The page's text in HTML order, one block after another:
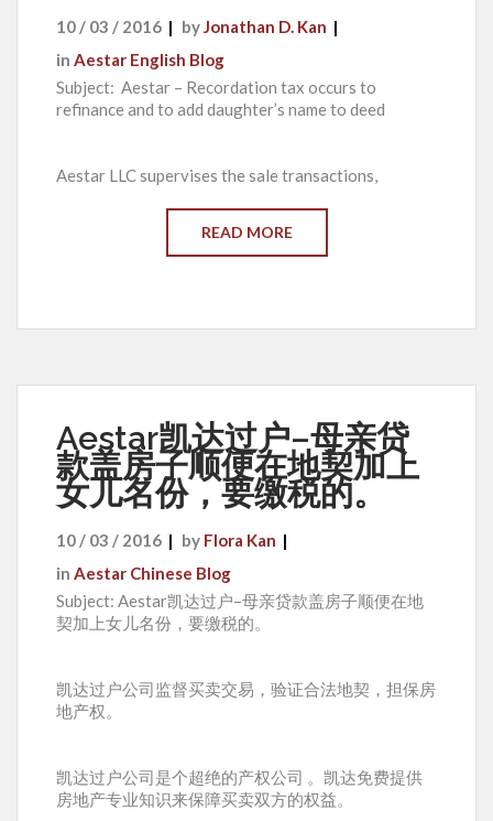
10 / 03 / 2016 byJonathan D. Kan
in Aestar English Blog
Subject: Aestar – Recordation tax occurs to
refinance and to add daughter’s name to deed
Aestar LLC supervises the sale transactions,
READ MORE
Aestar凯达过户–母亲贷
款盖房子顺便在地契加上
女儿名份，要缴税的。
10 / 03 / 2016 by Flora Kan
in Aestar Chinese Blog
Subject: Aestar凯达过户–母亲贷款盖房子顺便在地
契加上女儿名份，要缴税的。
凯达过户公司监督买卖交易，验证合法地契，担保房
地产权。
凯达过户公司是个超绝的产权公司 。凯达免费提供
房地产专业知识来保障买卖双方的权益。